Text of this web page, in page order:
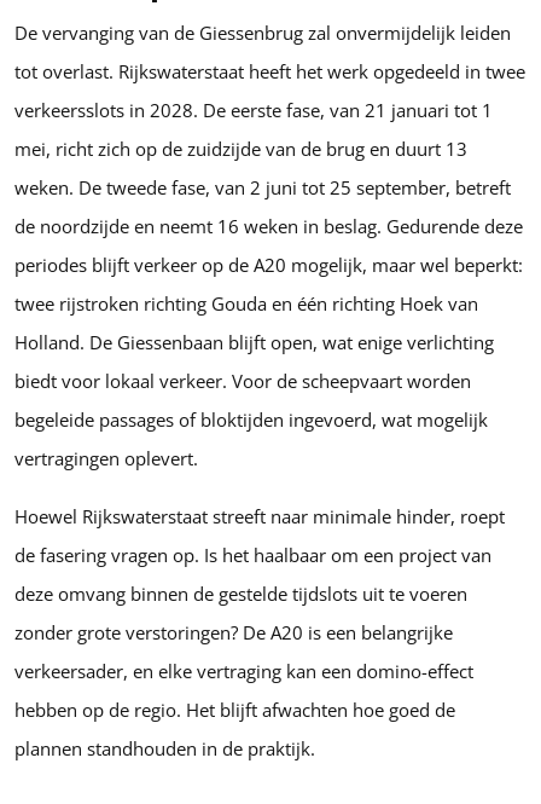
De vervanging van de Giessenbrug zal onvermijdelijk leiden
tot overlast. Rijkswaterstaat heeft het werk opgedeeld in twee
verkeersslots in 2028. De eerste fase, van 21 januari tot 1
mei, richt zich op de zuidzijde van de brug en duurt 13
weken. De tweede fase, van 2 juni tot 25 september, betreft
de noordzijde en neemt 16 weken in beslag. Gedurende deze
periodes blijft verkeer op de A20 mogelijk, maar wel beperkt:
twee rijstroken richting Gouda en één richting Hoek van
Holland. De Giessenbaan blijft open, wat enige verlichting
biedt voor lokaal verkeer. Voor de scheepvaart worden
begeleide passages of bloktijden ingevoerd, wat mogelijk
vertragingen oplevert.
Hoewel Rijkswaterstaat streeft naar minimale hinder, roept
de fasering vragen op. Is het haalbaar om een project van
deze omvang binnen de gestelde tijdslots uit te voeren
zonder grote verstoringen? De A20 is een belangrijke
verkeersader, en elke vertraging kan een domino-effect
hebben op de regio. Het blijft afwachten hoe goed de
plannen standhouden in de praktijk.